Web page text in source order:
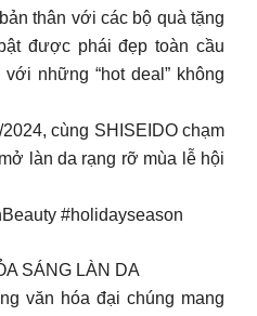
thân với các bộ quà tặng
được phái đẹp toàn cầu
những “hot deal” không
cùng SHISEIDO chạm
làn da rạng rỡ mùa lễ hội
#holidayseason
SÁNG LÀN DA
văn hóa đại chúng mang